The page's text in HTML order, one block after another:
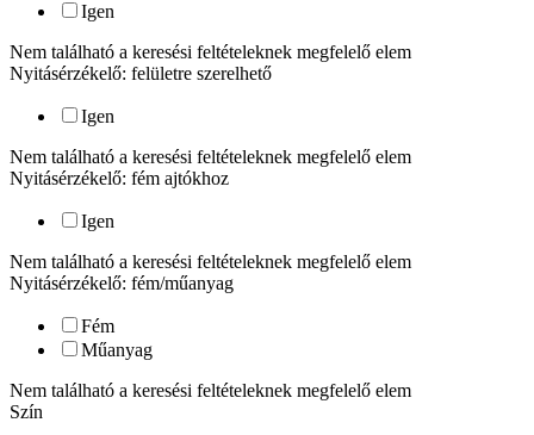
Igen
Nem található a keresési feltételeknek megfelelő elem
Nyitásérzékelő: felületre szerelhető
Igen
Nem található a keresési feltételeknek megfelelő elem
Nyitásérzékelő: fém ajtókhoz
Igen
Nem található a keresési feltételeknek megfelelő elem
Nyitásérzékelő: fém/műanyag
Fém
Műanyag
Nem található a keresési feltételeknek megfelelő elem
Szín